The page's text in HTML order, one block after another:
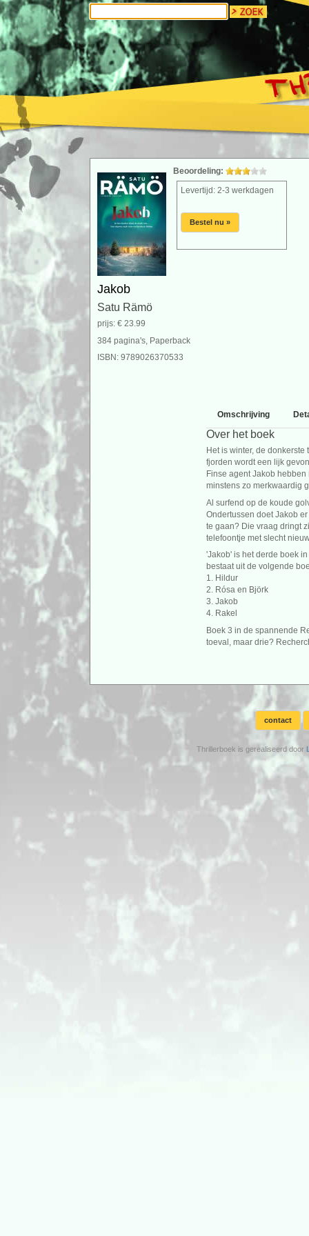
Beoordeling:
Levertijd: 2-3 werkdagen
Bestel nu »
Jakob
Satu Rämö
prijs: € 23.99
384 pagina's, Paperback
ISBN: 9789026370533
Omschrijving
Over het boek
Het is winter, de
fjorden wordt een lijk
Finse agent Jakob
minstens zo merkwaardig
Al surfend op de koude
Ondertussen doet Jakob
te gaan? Die vraag dringt
telefoontje met slecht
'Jakob' is het derde boek
bestaat uit de volgende
1. Hildur
2. Rósa en Björk
3. Jakob
4. Rakel
Boek 3 in de spannende
toeval, maar drie?
contact
Thrillerboek is gerealiseerd door